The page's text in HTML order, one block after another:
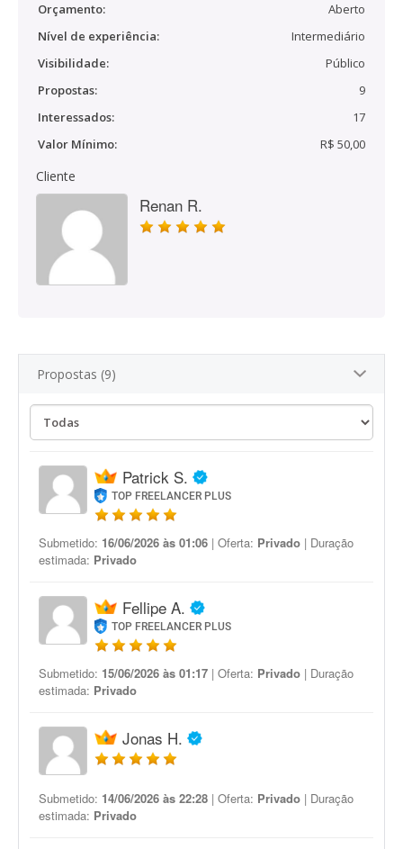
Orçamento:
Aberto
Nível de experiência:
Intermediário
Visibilidade:
Público
Propostas:
9
Interessados:
17
Valor Mínimo:
R$ 50,00
Cliente
Renan R.
Propostas (9)
Patrick S.
TOP FREELANCER PLUS
Submetido: 16/06/2026 às 01:06 | Oferta: Privado | Duração
estimada: Privado
Fellipe A.
TOP FREELANCER PLUS
Submetido: 15/06/2026 às 01:17 | Oferta: Privado | Duração
estimada: Privado
Jonas H.
Submetido: 14/06/2026 às 22:28 | Oferta: Privado | Duração
estimada: Privado